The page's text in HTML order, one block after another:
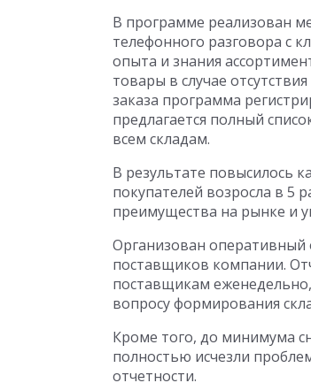
В программе реализован
телефонного разговора с
опыта и знания
товары в случае
заказа программа
предлагается полный
всем складам.
В результате повысилось
покупателей возросла в 5
преимущества на рынке и
Организован
поставщиков компании.
поставщикам
вопросу формирования
Кроме того, до минимума
полностью исчезли
отчетности.